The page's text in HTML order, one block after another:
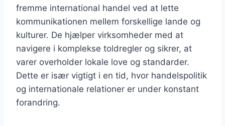
fremme international handel ved at lette
kommunikationen mellem forskellige lande og
kulturer. De hjælper virksomheder med at
navigere i komplekse toldregler og sikrer, at
varer overholder lokale love og standarder.
Dette er især vigtigt i en tid, hvor handelspolitik
og internationale relationer er under konstant
forandring.